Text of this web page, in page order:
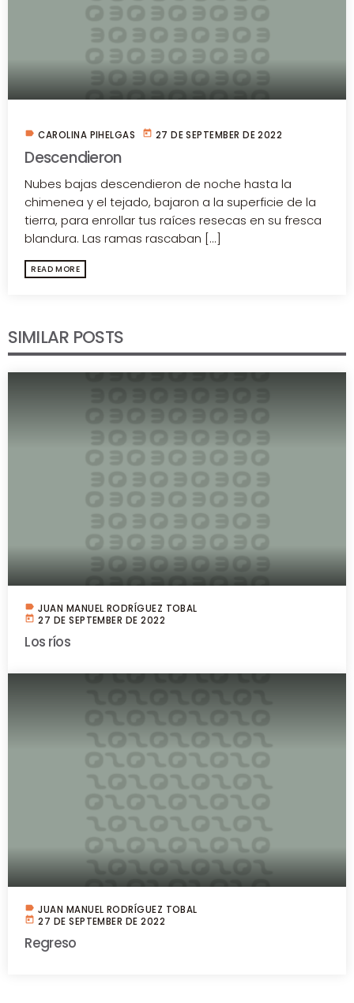
label CAROLINA PIHELGAS today 27 DE SEPTEMBER DE 2022
Descendieron
Nubes bajas descendieron de noche hasta la
chimenea y el tejado, bajaron a la superficie de la
tierra, para enrollar tus raíces resecas en su fresca
blandura. Las ramas rascaban [...]
READ MORE
SIMILAR POSTS
label JUAN MANUEL RODRÍGUEZ TOBAL
today 27 DE SEPTEMBER DE 2022
Los ríos
label JUAN MANUEL RODRÍGUEZ TOBAL
today 27 DE SEPTEMBER DE 2022
Regreso